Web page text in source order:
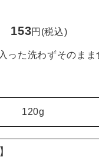
153円(税込)
った洗わずそのま
120g